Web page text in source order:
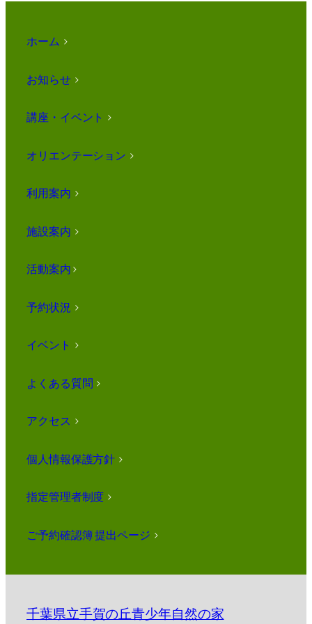
ホーム >
お知らせ>
講座・イベント >
オリエンテーション >
利用案内 >
施設案内 >
活動案内>
予約状況 >
イベント >
よくある質問 >
アクセス >
個人情報保護方針 >
指定管理者制度 >
ご予約確認簿 提出ページ >
千葉県立手賀の丘青少年自然の家